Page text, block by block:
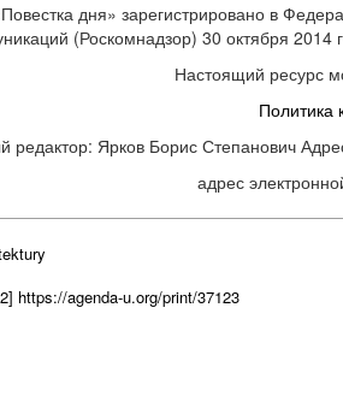
дня» зарегистрировано в
(Роскомнадзор) 30 октября
Настоящий ресурс
Политика
редактор: Ярков Борис Степанович
адрес
https://agenda-u.org/print/37123